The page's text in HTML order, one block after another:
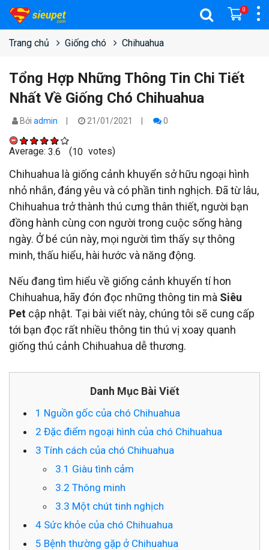
0
Trang chủ Giống chó Chihuahua
Tổng Hợp Những Thông Tin Chi Tiết
Nhất Về Giống Chó Chihuahua
Bởi admin 21/01/2021 0
Average: 3.6 (10 votes)
Chihuahua là giống cảnh khuyển sở hữu ngoại hình
nhỏ nhắn, đáng yêu và có phần tinh nghịch. Đã từ lâu,
Chihuahua trở thành thú cưng thân thiết, người bạn
đồng hành cùng con người trong cuộc sống hàng
ngày. Ở bé cún này, mọi người tìm thấy sự thông
minh, thấu hiểu, hài hước và năng động.
Nếu đang tìm hiểu về giống cảnh khuyển tí hon
Chihuahua, hãy đón đọc những thông tin mà Siêu
Pet cập nhật. Tại bài viết này, chúng tôi sẽ cung cấp
tới bạn đọc rất nhiều thông tin thú vị xoay quanh
giống thú cảnh Chihuahua dễ thương.
Danh Mục Bài Viết
1 Nguồn gốc của chó Chihuahua
2 Đặc điểm ngoại hình của chó Chihuahua
3 Tính cách của chó Chihuahua
3.1 Giàu tình cảm
3.2 Thông minh
3.3 Một chút tinh nghịch
4 Sức khỏe của chó Chihuahua
5 Bệnh thường gặp ở Chihuahua